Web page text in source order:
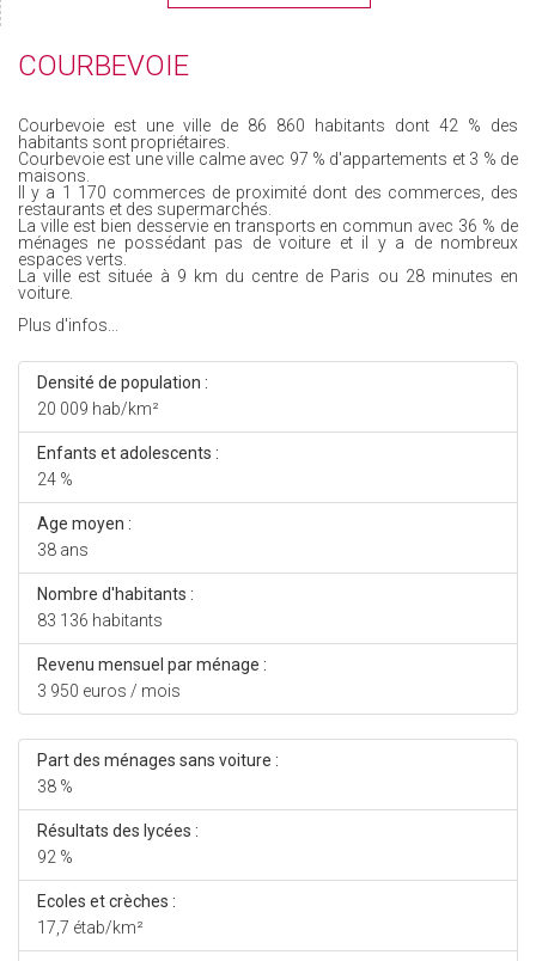
COURBEVOIE
Courbevoie est une ville de 86 860 habitants dont 42 % des
habitants sont propriétaires.
Courbevoie est une ville calme avec 97 % d'appartements et 3 % de
maisons.
Il y a 1 170 commerces de proximité dont des commerces, des
restaurants et des supermarchés.
La ville est bien desservie en transports en commun avec 36 % de
ménages ne possédant pas de voiture et il y a de nombreux
espaces verts.
La ville est située à 9 km du centre de Paris ou 28 minutes en
voiture.
Plus d'infos...
Densité de population :
20 009 hab/km²
Enfants et adolescents :
24 %
Age moyen :
38 ans
Nombre d'habitants :
83 136 habitants
Revenu mensuel par ménage :
3 950 euros / mois
Part des ménages sans voiture :
38 %
Résultats des lycées :
92 %
Ecoles et crèches :
17,7 étab/km²